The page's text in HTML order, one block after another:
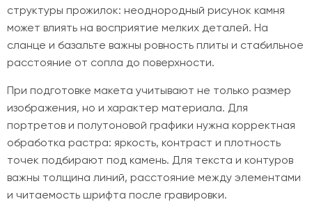
структуры прожилок: неоднородный рисунок камня
может влиять на восприятие мелких деталей. На
сланце и базальте важны ровность плиты и стабильное
расстояние от сопла до поверхности.
При подготовке макета учитывают не только размер
изображения, но и характер материала. Для
портретов и полутоновой графики нужна корректная
обработка растра: яркость, контраст и плотность
точек подбирают под камень. Для текста и контуров
важны толщина линий, расстояние между элементами
и читаемость шрифта после гравировки.